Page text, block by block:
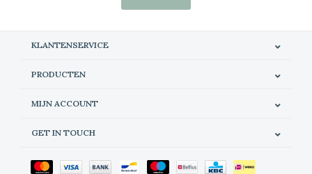
KLANTENSERVICE
PRODUCTEN
MIJN ACCOUNT
GET IN TOUCH